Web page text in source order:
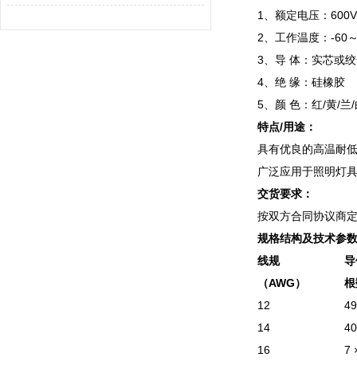
1、额定电压：
2、工作温度：-60
3、导 体：实芯或
4、绝 缘：硅橡胶
5、颜 色：红/黄/兰
特点/用途：
具有优良的高温耐
广泛应用于照明灯
交货要求：
按双方合同协议商
规格结构及技术参
线规
（AWG）
12
14
16
7